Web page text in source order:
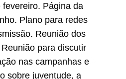
Página da
Plano para redes
Reunião dos
para discutir
nas campanhas e
sobre juventude, a